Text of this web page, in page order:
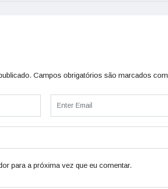
Campos obrigatórios são marcados com
para a próxima vez que eu comentar.